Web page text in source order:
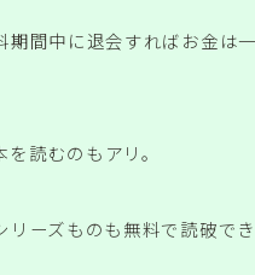
期間中に退会すればお金は
読むのもアリ。
ーズものも無料で読破で